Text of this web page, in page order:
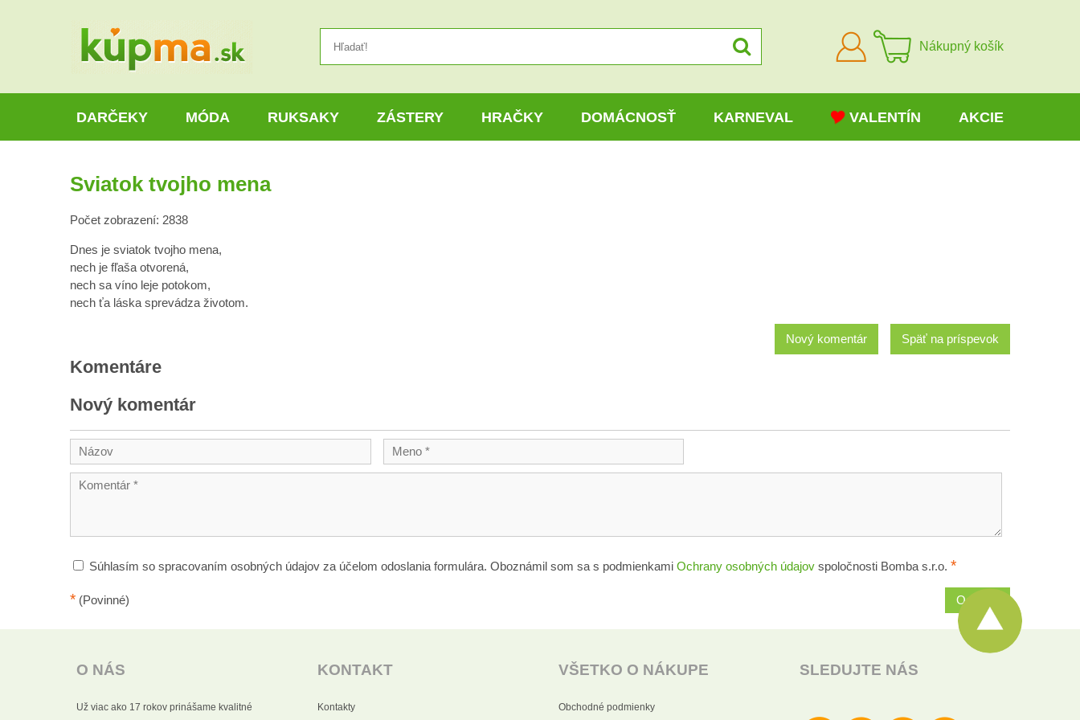
Prihlásiť
sa
Nákupný košík
DARČEKY MÓDA RUKSAKY ZÁSTERY HRAČKY DOMÁCNOSŤ KARNEVAL VALENTÍN AKCIE
Sviatok tvojho mena
Počet zobrazení: 2838
Dnes je sviatok tvojho mena,
nech je fľaša otvorená,
nech sa víno leje potokom,
nech ťa láska sprevádza životom.
Späť na príspevok
Nový komentár
Komentáre
Nový komentár
Súhlasím so spracovaním osobných údajov za účelom odoslania formulára. Oboznámil som sa s podmienkami Ochrany osobných údajov spoločnosti Bomba s.r.o. *
* (Povinné) Odoslať
O NÁS
Už viac ako 17 rokov prinášame kvalitné
KONTAKT
Kontakty
VŠETKO O NÁKUPE
Obchodné podmienky
SLEDUJTE NÁS